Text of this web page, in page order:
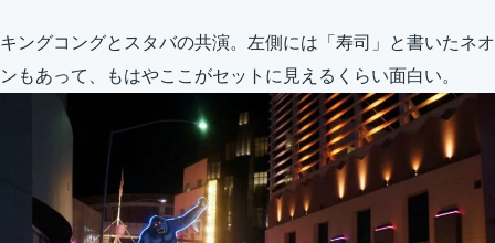
キングコングとスタバの共演。左側には「寿司」と書いたネオ
ンもあって、もはやここがセットに見えるくらい面白い。